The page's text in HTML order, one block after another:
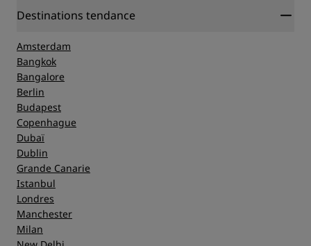
Destinations tendance
Amsterdam
Bangkok
Bangalore
Berlin
Budapest
Copenhague
Dubaï
Dublin
Grande Canarie
Istanbul
Londres
Manchester
Milan